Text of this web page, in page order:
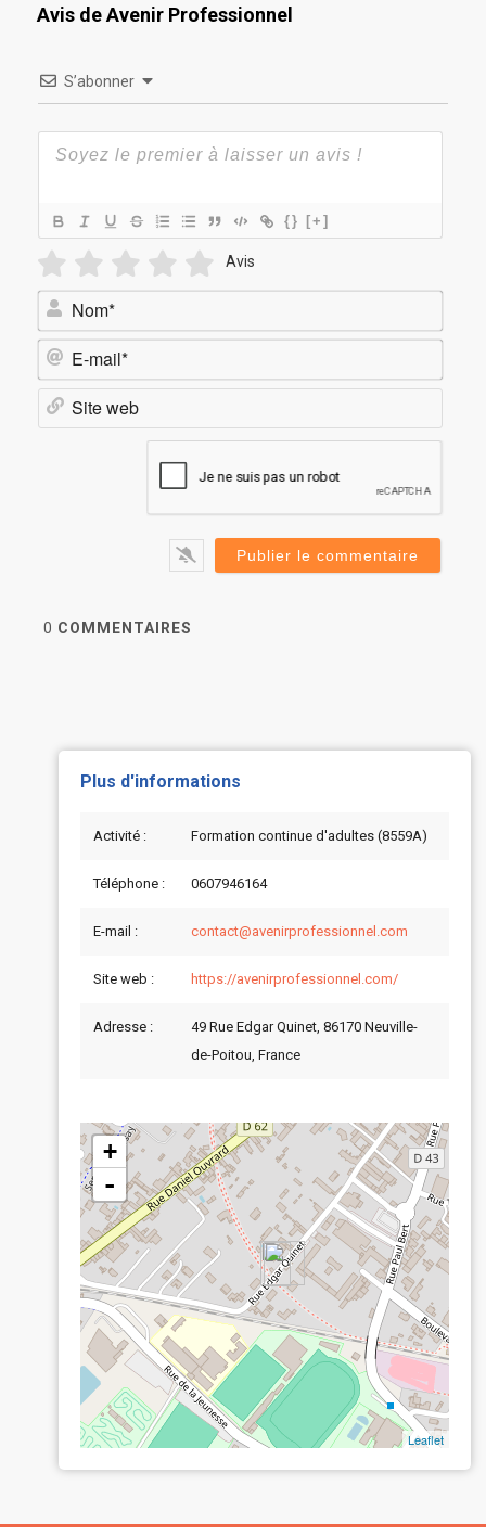
Avis de Avenir Professionnel
S’abonner
{} [+]
Avis
Nom*
E-
0 COMMENTAIRES
Plus d'informations
Activité : Formation continue d'adultes (8559A)
Téléphone : 0607946164
E-mail : contact@avenirprofessionnel.com
Site web : https://avenirprofessionnel.com/
Adresse :
49 Rue Edgar Quinet, 86170 Neuville-
de-Poitou, France
+
-
Leaflet